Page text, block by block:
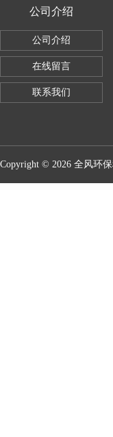
公司介绍
公司介绍
在线留言
联系我们
Copyright © 2026 全风环